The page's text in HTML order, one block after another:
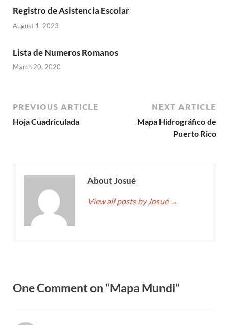
Registro de Asistencia Escolar
August 1, 2023
Lista de Numeros Romanos
March 20, 2020
PREVIOUS ARTICLE
Hoja Cuadriculada
NEXT ARTICLE
Mapa Hidrográfico de
Puerto Rico
About Josué
View all posts by Josué →
One Comment on “Mapa Mundi”